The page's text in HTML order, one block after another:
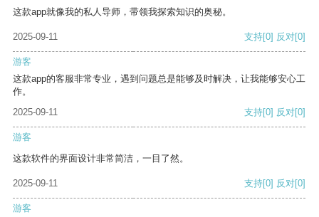
这款app就像我的私人导师，带领我探索知识的奥秘。
2025-09-11 支持[0] 反对[0]
游客
这款app的客服非常专业，遇到问题总是能够及时解决，让我能够安心工
作。
2025-09-11
支持[0] 反对[0]
游客
这款软件的界面设计非常简洁，一目了然。
2025-09-11 支持[0] 反对[0]
游客